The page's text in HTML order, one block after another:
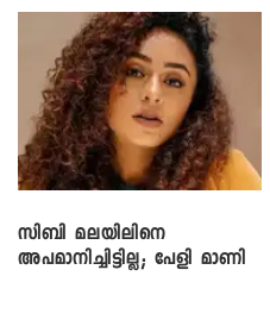
സിബി മലയിലിനെ
അപമാനിച്ചിട്ടില്ല; പേളി മാണി